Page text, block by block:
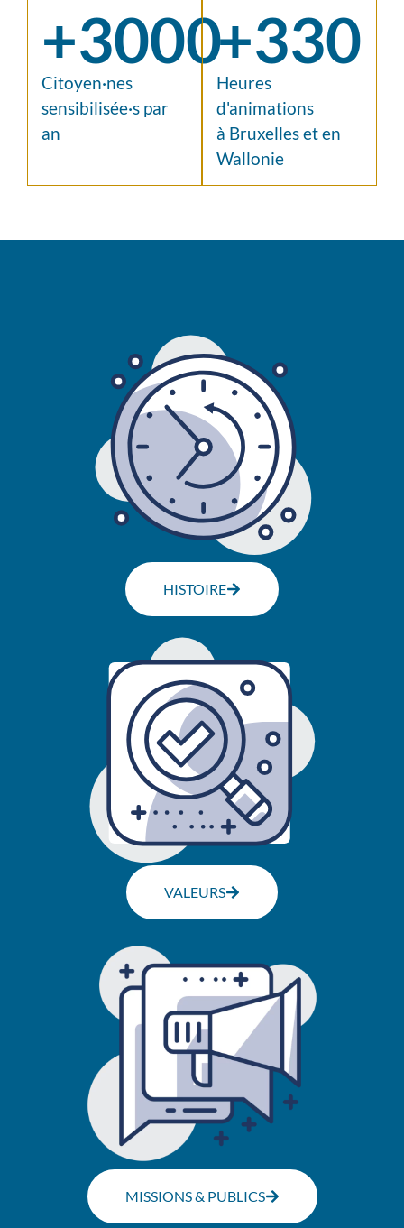
Citoyen·nes
sensibilisée·s par
an
+3000
Heures
d'animations
à Bruxelles et en
Wallonie
+330
HISTOIRE
VALEURS
MISSIONS & PUBLICS